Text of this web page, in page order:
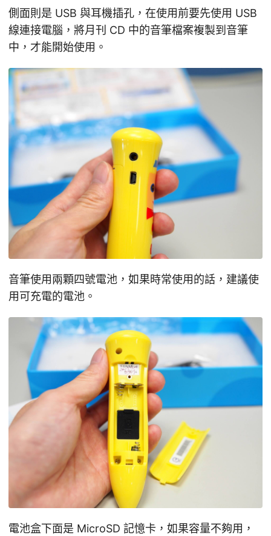
側面則是 USB 與耳機插孔，在使用前要先使用 USB
線連接電腦，將月刊 CD 中的音筆檔案複製到音筆
中，才能開始使用。
音筆使用兩顆四號電池，如果時常使用的話，建議使
用可充電的電池。
電池盒下面是 MicroSD 記憶卡，如果容量不夠用，